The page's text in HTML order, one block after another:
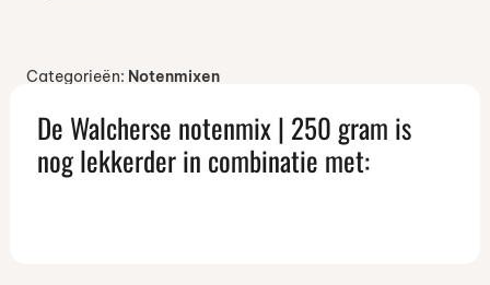
Categorieën: Notenmixen
De Walcherse notenmix | 250 gram is
nog lekkerder in combinatie met: